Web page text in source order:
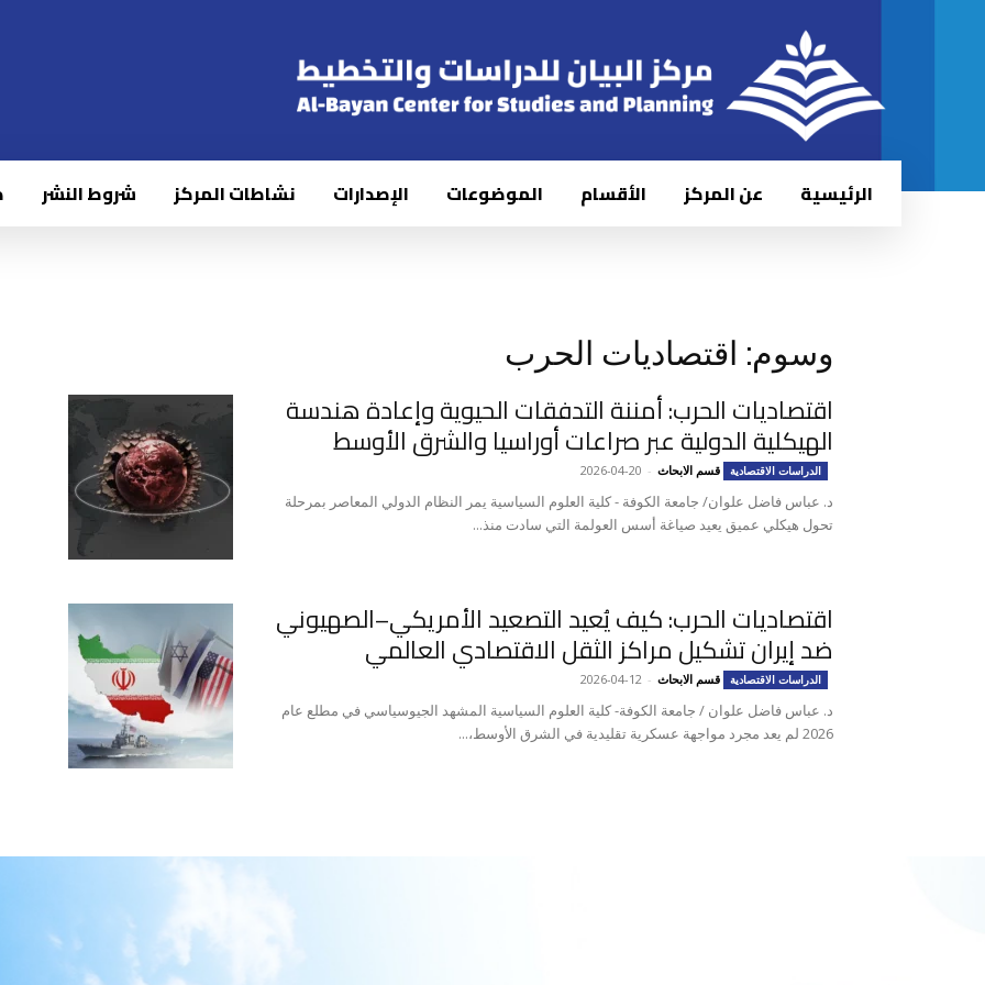
الرئيسية عن المركز الأقسام الموضوعات الإصدارات نشاطات المركز شروط النشر
وسوم: اقتصاديات الحرب
اقتصاديات الحرب: أمننة التدفقات الحيوية وإعادة هندسة
الهيكلية الدولية عبر صراعات أوراسيا والشرق الأوسط
الدراسات الاقتصادية قسم الابحاث -
2026-04-20
د. عباس فاضل علوان/ جامعة الكوفة - كلية العلوم السياسية يمر النظام الدولي المعاصر بمرحلة
تحول هيكلي عميق يعيد صياغة أسس العولمة التي سادت منذ...
اقتصاديات الحرب: كيف يُعيد التصعيد الأمريكي–الصهيوني
ضد إيران تشكيل مراكز الثقل الاقتصادي العالمي
الدراسات الاقتصادية قسم الابحاث -
2026-04-12
د. عباس فاضل علوان / جامعة الكوفة- كلية العلوم السياسية المشهد الجيوسياسي في مطلع عام
2026 لم يعد مجرد مواجهة عسكرية تقليدية في الشرق الأوسط،...